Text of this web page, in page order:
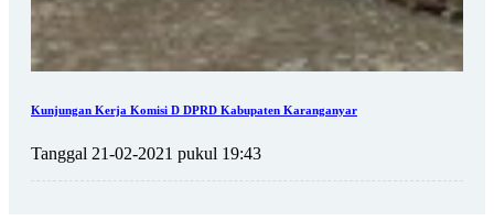
Kunjungan Kerja Komisi D DPRD Kabupaten Karanganyar
Tanggal 21-02-2021 pukul 19:43